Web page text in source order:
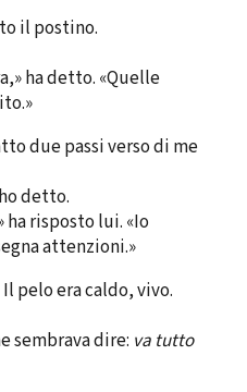
il postino.
ha detto. «Quelle
due passi verso di me
detto.
ha risposto lui. «Io
attenzioni.»
pelo era caldo, vivo.
sembrava dire: va tutto